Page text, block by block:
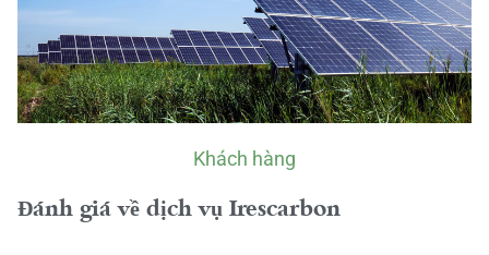
Khách hàng
Đánh giá về dịch vụ Irescarbon